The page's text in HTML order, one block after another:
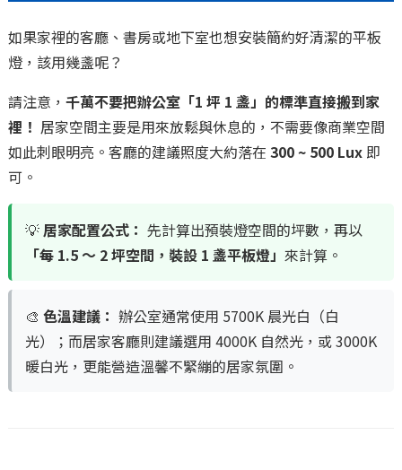
如果家裡的客廳、書房或地下室也想安裝簡約好清潔的平板
燈，該用幾盞呢？
請注意， 千萬不要把辦公室「1 坪 1 盞」的標準直接搬到家
裡！ 居家空間主要是用來放鬆與休息的，不需要像商業空間
如此刺眼明亮。客廳的建議照度大約落在 300 ~ 500 Lux即
可。
💡居家配置公式： 先計算出預裝燈空間的坪數，再以
「每 1.5 ～ 2 坪空間，裝設 1 盞平板燈」 來計算。
🎨 色溫建議： 辦公室通常使用 5700K 晨光白（白
光）；而居家客廳則建議選用 4000K 自然光，或 3000K
暖白光，更能營造溫馨不緊繃的居家氛圍。